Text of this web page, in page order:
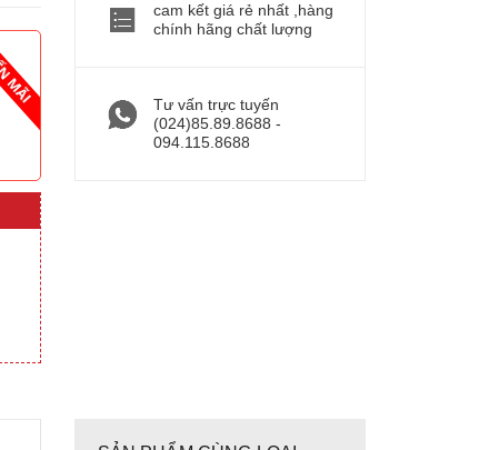
cam kết giá rẻ nhất ,hàng
chính hãng chất lượng
Tư vấn trực tuyến
(024)85.89.8688 -
094.115.8688